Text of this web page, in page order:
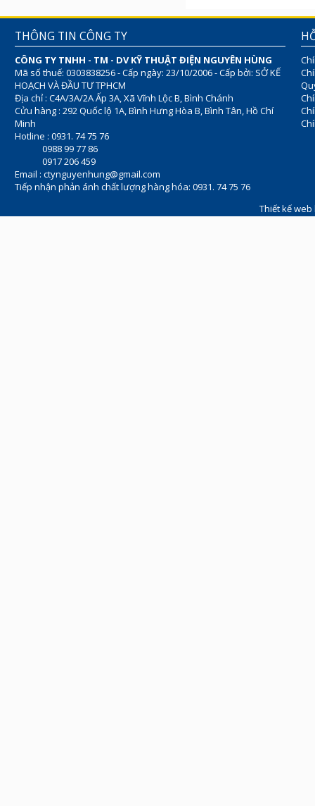
THÔNG TIN CÔNG TY
CÔNG TY TNHH - TM - DV KỸ THUẬT ĐIỆN NGUYÊN HÙNG
Mã số thuế: 0303838256 - Cấp ngày: 23/10/2006 - Cấp bởi: SỞ KẾ
HOẠCH VÀ ĐẦU TƯ TPHCM
Địa chỉ : C4A/3A/2A Ấp 3A, Xã Vĩnh Lộc B, Bình Chánh
Cửu hàng : 292 Quốc lộ 1A, Bình Hưng Hòa B, Bình Tân, Hồ Chí
Minh
Hotline : 0931. 74 75 76
0988 99 77 86
0917 206 459
Email : ctynguyenhung@gmail.com
Tiếp nhận phản ánh chất lượng hàng hóa: 0931. 74 75 76
Thiết kế web